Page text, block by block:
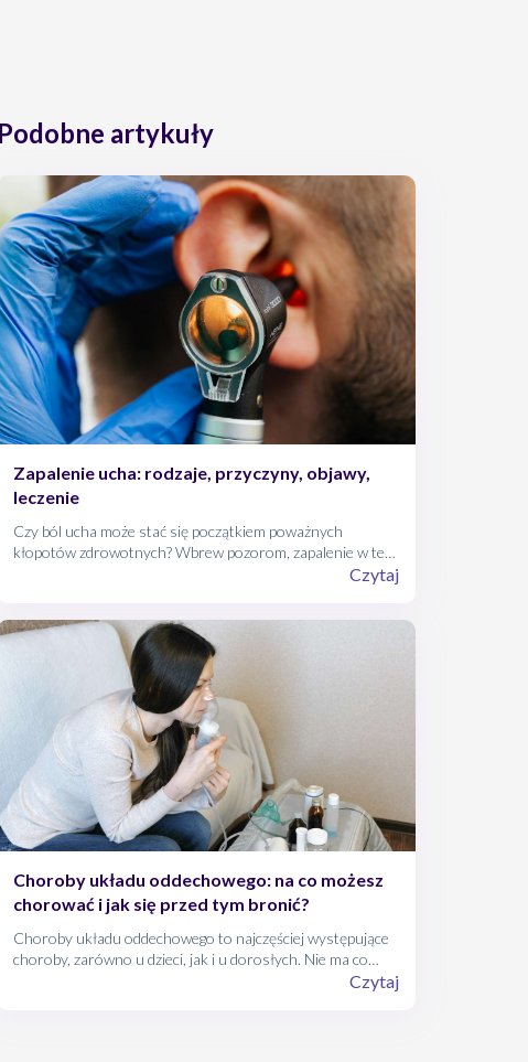
Podobne artykuły
Zapalenie ucha: rodzaje, przyczyny, objawy,
leczenie
Czy ból ucha może stać się początkiem poważnych
kłopotów zdrowotnych? Wbrew pozorom, zapalenie w tej
okolicy nie należy do błahych dolegliwości. Jednym razem
ucha środkowego lub nawet wewnętrznego.
Czytaj
Choroby układu oddechowego: na co możesz
chorować i jak się przed tym bronić?
Choroby układu oddechowego to najczęściej występujące
choroby, zarówno u dzieci, jak i u dorosłych. Nie ma co
ukrywać, że większość chociaż raz w roku cierpi z powodu
Czytaj